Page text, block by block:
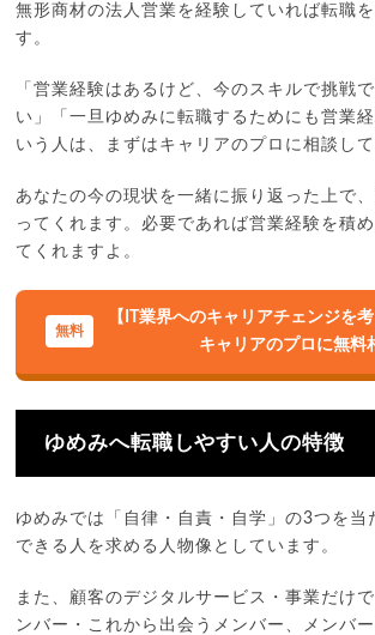
無形商材の法人営業を経験していれば転職
す。
「営業経験はあるけど、今のスキルで挑戦
い」「一旦ゆめみに転職するためにも営業
いう人は、まずはキャリアのプロに相談して
あなたの今の現状を一緒に振り返った上で
ってくれます。必要であれば営業経験を積
てくれますよ。
【IT業界へのキャリアチェンジを
キャリアのプロに無料
ゆめみへ転職しやすい人の特徴
ゆめみでは「自律・自責・自学」の3つを当
できる人を求める人物像としています。
また、顧客のデジタルサービス・事業だけ
ンバー・これから出会うメンバー、メンバ